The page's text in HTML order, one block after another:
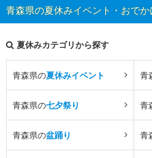
青森県の夏休みイベント・おで
夏休みカテゴリから探す
青森県の夏休みイベント 青
青森県の七夕祭り 青
青森県の盆踊り 青